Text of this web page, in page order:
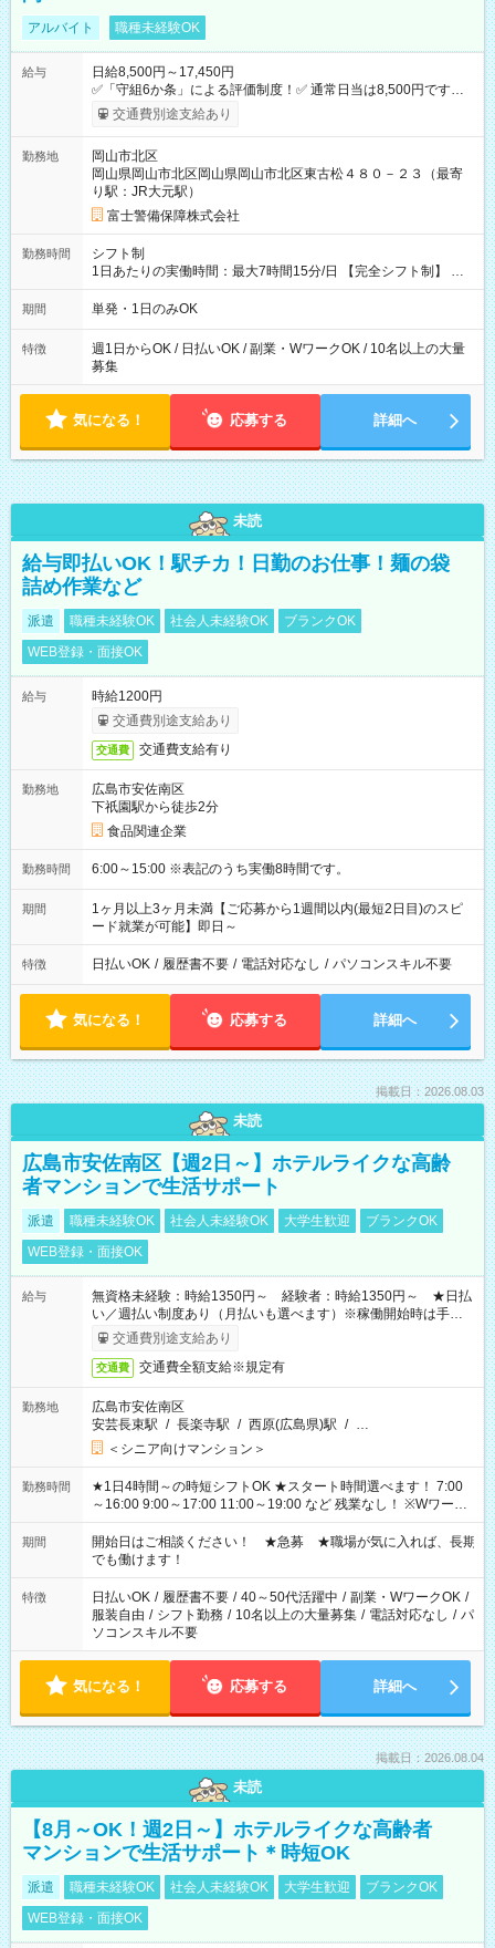
アルバイト 職種未経験OK
給与
日給8,500円～17,450円
✅「守組6か条」による評価制度！✅ 通常日当は8,500円ですが
上記評価制度により「S級隊員」と認定されれば10,000円の日当
を支給します。 (1)上記勤務者が交通2級資格者の場合10,000円
14,375円 (3)上記現場が日祝深夜の場合 17,250円 (4)上記勤務
者が現場までの運転者の場合17,250+200円＝17,450円 -----------
------------------------------- *最高日当額 17,450円* （実働時間5
時間の場合、時給3,490円） ------------------------------------------ よ
り上位の資格取得やリーダー手当を取得すると ”さらに”加算さ
れます！ ※日当支給時振込手数料等は一切ありません。 【試用
期間】試用期間なし
交通費別途支給あり
勤務地
岡山市北区
岡山県岡山市北区岡山県岡山市北区東古松４８０－２３（最寄
り駅：JR大元駅）
富士警備保障株式会社
勤務時間
シフト制
1日あたりの実働時間：最大7時間15分/日 【完全シフト制】 例
(1) 8：00~17:00（休憩１h） 例(2) 13:00~16:00（早上がりでも
全額支給！） 例(3) 21:00~5:00（夜勤なら日当1.25倍！！）
期間 単発・1日のみOK
特徴
週1日からOK / 日払いOK / 副業・WワークOK / 10名以上の大量
募集
気になる！ 応募する 詳細へ
未読
給与即払いOK！駅チカ！日勤のお仕事！麺の袋
詰め作業など
派遣 職種未経験OK 社会人未経験OK
ブランクOK
WEB登録・面接OK
給与
時給1200円
交通費別途支給あり
交通費 交通費支給有り
勤務地
広島市安佐南区
下祇園駅から徒歩2分
食品関連企業
勤務時間 6:00～15:00 ※表記のうち実働8時間です。
期間
1ヶ月以上3ヶ月未満【ご応募から1週間以内(最短2日目)のスピ
ード就業が可能】即日～
特徴 日払いOK / 履歴書不要 / 電話対応なし / パソコンスキル不要
気になる！ 応募する 詳細へ
掲載日：2026.08.03
未読
広島市安佐南区【週2日～】ホテルライクな高齢
者マンションで生活サポート
派遣 職種未経験OK 社会人未経験OK 大学生歓迎
ブランクOK
WEB登録・面接OK
給与
無資格未経験：時給1350円～ 経験者：時給1350円～ ★日払
い／週払い制度あり（月払いも選べます）※稼働開始時は手続き
完了次第のお支払いとなります。
交通費別途支給あり
交通費 交通費全額支給※規定有
勤務地
広島市安佐南区
安芸長束駅 / 長楽寺駅 / 西原(広島県)駅 / …
＜シニア向けマンション＞
勤務時間
★1日4時間～の時短シフトOK ★スタート時間選べます！ 7:00
～16:00 9:00～17:00 11:00～19:00 など 残業なし！ ※Wワーク
の場合、他のお仕事と合わせ週40時間超の就業はご案内できま
せん ※法令に基づき、週20時間以上勤務は社会保険への加入対
象となります ※労働者派遣法（日雇い派遣の原則禁止）によ
り、短時間・短期間の就業はご案内が難しい場合があります
期間
開始日はご相談ください！ ★急募 ★職場が気に入れば、長期
でも働けます！
特徴 日払いOK / 履歴書不要 / 40～50代活躍中 / 副業・WワークOK /
服装自由 / シフト勤務 / 10名以上の大量募集 / 電話対応なし / パ
ソコンスキル不要
気になる！ 応募する 詳細へ
掲載日：2026.08.04
未読
【8月～OK！週2日～】ホテルライクな高齢者
マンションで生活サポート＊時短OK
派遣 職種未経験OK 社会人未経験OK 大学生歓迎
ブランクOK
WEB登録・面接OK